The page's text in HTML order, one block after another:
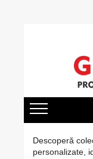
Tricouri
Căni Personalizate
Perfectă cu Poză,
Rame foto
Tablouri
Hanorac Pescuit
Tricouri pentru
Sapca Pescar
Cadouri Femei
Cadouri Bebelusi
Cadouri de Craciun
Cadouri de Paște
Cadouri de 8 Martie
Cadouri de
AbsolvireDescoperă
personalizate,